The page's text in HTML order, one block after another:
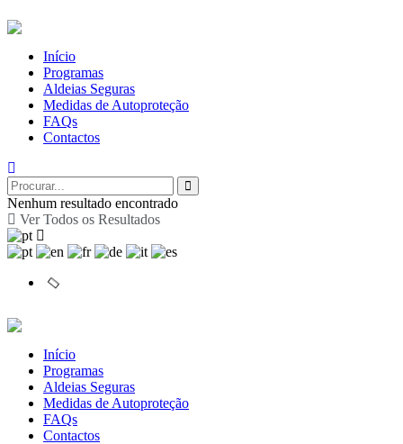
Início
Programas
Aldeias Seguras
Medidas de Autoproteção
FAQs
Contactos
Nenhum resultado encontrado
Ver Todos os Resultados
Início
Programas
Aldeias Seguras
Medidas de Autoproteção
FAQs
Contactos